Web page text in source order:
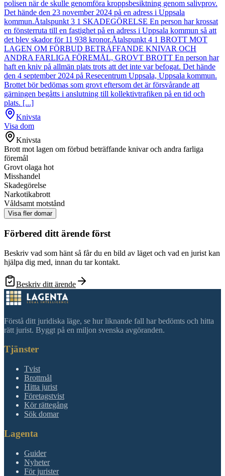
polisen när de skulle genomföra kroppsbesiktning genom salivprov.
Det hände den 23 november 2024 på en adress i Uppsala
kommun.Åtalspunkt 3 1 SKADEGÖRELSE En person har krossat
en fönsterruta till en fastighet på en adress i Uppsala kommun så att
det blev skador för 11 938 kronor.Åtalspunkt 4 1 BROTT MOT
LAGEN OM FÖRBUD BETRÄFFANDE KNIVAR OCH
ANDRA FARLIGA FÖREMÅL, GROVT BROTT En person har
haft en kniv på allmän plats trots att det inte var befogat. Det hände
den 4 september 2024 på Resecentrum Uppsala, Uppsala kommun.
Brottet bör bedömas som grovt eftersom det är försvårande att
gärningen begåtts i anslutning till kollektivtrafiken på en tid och
plats. [...]
Knivsta
Visa dom
Knivsta
Brott mot lagen om förbud beträffande knivar och andra farliga
föremål
Grovt olaga hot
Misshandel
Skadegörelse
Narkotikabrott
Våldsamt motstånd
Visa fler domar
Förbered ditt ärende först
Beskriv vad som hänt så får du en bild av läget och vad en jurist kan
hjälpa dig med, innan du tar kontakt.
Beskriv ditt ärende
Förstå ditt juridiska läge, se hur liknande fall har bedömts och hitta
rätt jurist. Byggt på en miljon svenska avgöranden.
Tjänster
Tvist
Brottmål
Hitta jurist
Företagstvist
Kör rättegång
Sök domar
Lagenta
Guider
Nyheter
För jurister